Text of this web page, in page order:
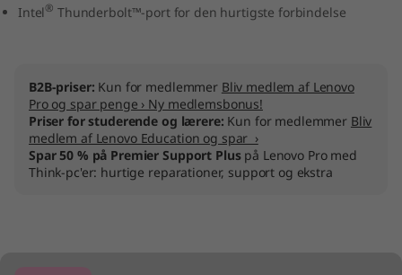
Intel® Thunderbolt™-port for den hurtigste forbindelse
B2B-priser: Kun for medlemmer Bliv medlem af Lenovo
Pro og spar penge › Ny medlemsbonus!
Priser for studerende og lærere: Kun for medlemmer Bliv
medlem af Lenovo Education og spar ›
Spar 50 % på Premier Support Pluspå Lenovo Pro med
Think-pc'er: hurtige reparationer, support og ekstra